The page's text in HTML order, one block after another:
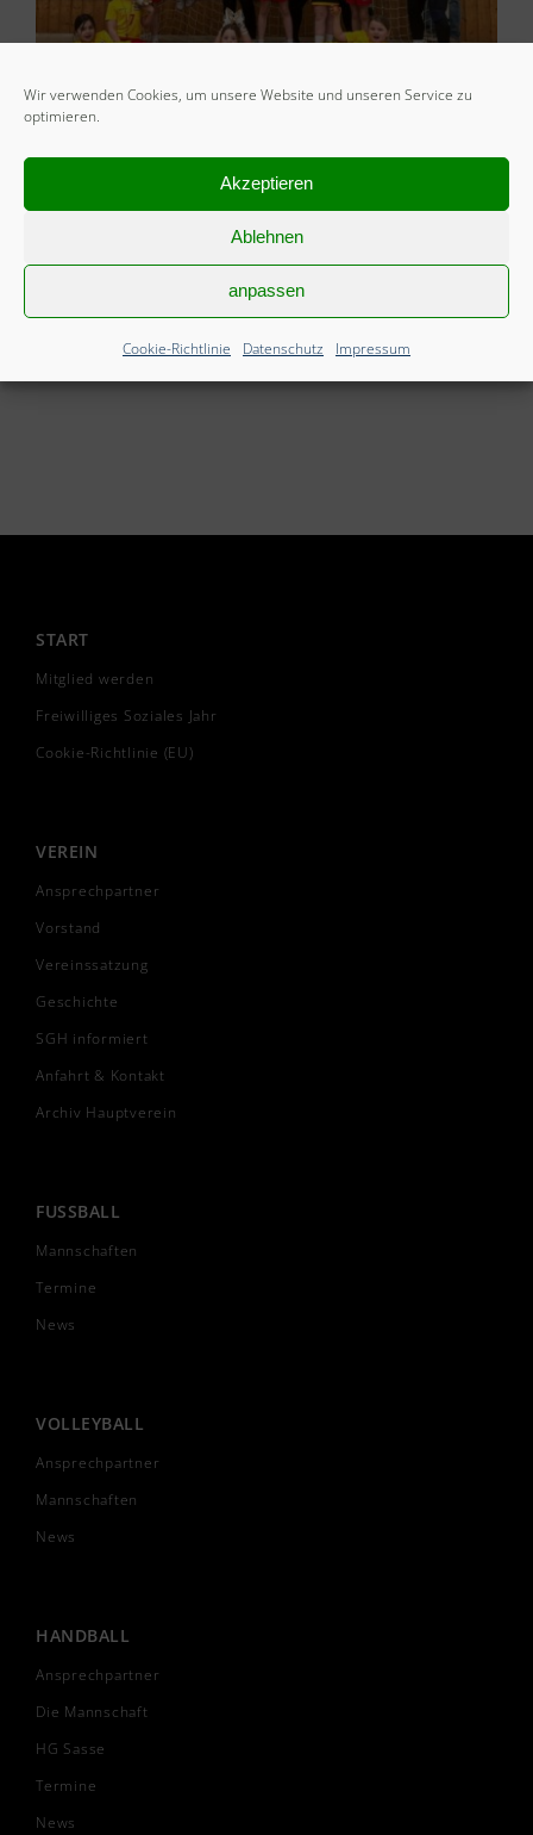
Wir verwenden Cookies, um unsere Website und unseren Service zu
optimieren.
Akzeptieren
Ablehnen
anpassen
Cookie-Richtlinie Datenschutz Impressum
Ähnliche Beiträge
START
Mitglied werden
Freiwilliges Soziales Jahr
Cookie-Richtlinie (EU)
VEREIN
Ansprechpartner
Vorstand
Vereinssatzung
Geschichte
SGH informiert
Anfahrt & Kontakt
Archiv Hauptverein
FUSSBALL
Mannschaften
Termine
News
VOLLEYBALL
Ansprechpartner
Mannschaften
News
HANDBALL
Ansprechpartner
Die Mannschaft
HG Sasse
Termine
News